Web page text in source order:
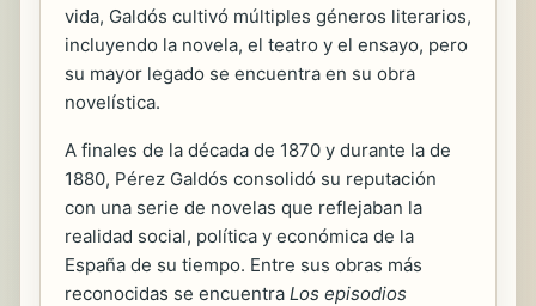
vida, Galdós cultivó múltiples géneros literarios,
incluyendo la novela, el teatro y el ensayo, pero
su mayor legado se encuentra en su obra
novelística.
A finales de la década de 1870 y durante la de
1880, Pérez Galdós consolidó su reputación
con una serie de novelas que reflejaban la
realidad social, política y económica de la
España de su tiempo. Entre sus obras más
reconocidas se encuentra Los episodios